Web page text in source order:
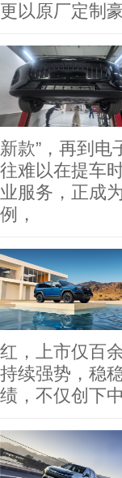
更以原厂定制
新款”，再到
往难以在提车
业服务，正成
例，
红，上市仅百
持续强势，稳
绩，不仅创下